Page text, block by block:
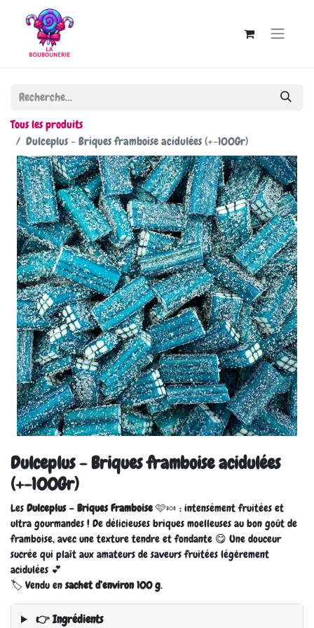
Tous les produits
Dulceplus - Briques framboise acidulées (+-100Gr)
Dulceplus - Briques framboise acidulées
(+-100Gr)
Les Dulceplus – Briques Framboise🩷🍬 : intensément fruitées et
ultra gourmandes ! De délicieuses briques moelleuses au bon goût de
framboise, avec une texture tendre et fondante 😋 Une douceur
sucrée qui plaît aux amateurs de saveurs fruitées légèrement
acidulées 💕
🏷️ Vendu ensachet d’environ 100 g.
👉 Ingrédients